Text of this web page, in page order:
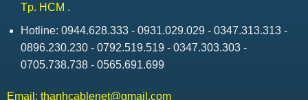
Tp. HCM .
Hotline: 0944.628.333 - 0931.029.029 - 0347.313.313 -
0896.230.230 - 0792.519.519 - 0347.303.303 -
0705.738.738 - 0565.691.699
Email: thanhcablenet@gmail.com